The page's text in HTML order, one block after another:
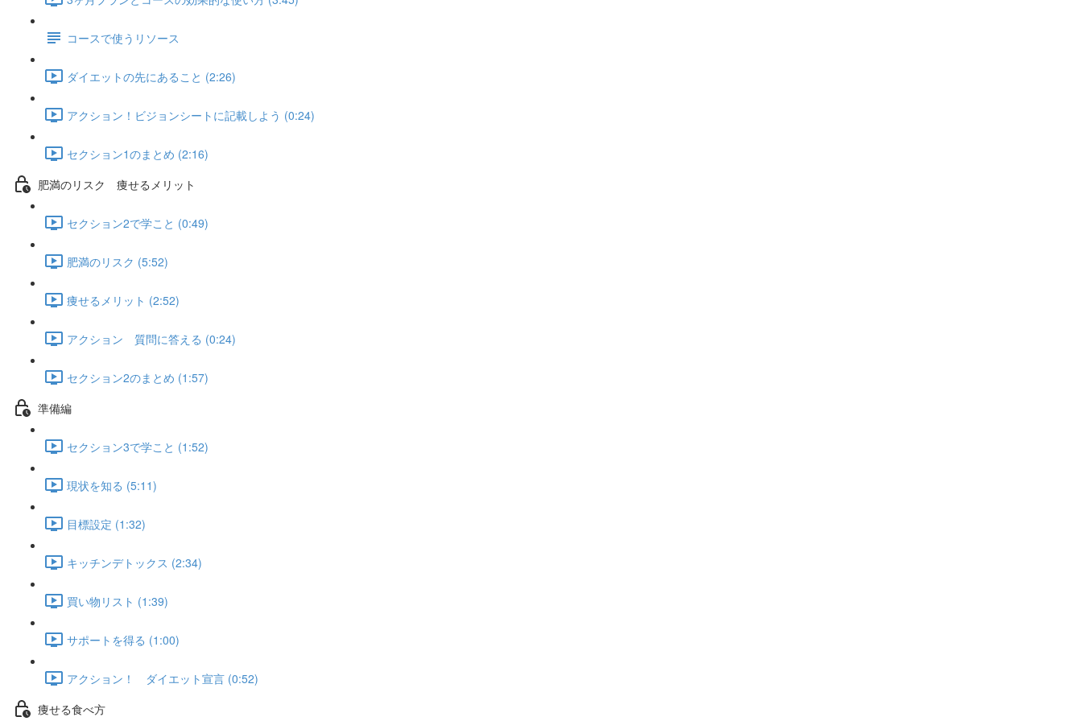
コースで使うリソース
ダイエットの先にあること (2:26)
アクション！ビジョンシートに記載しよう (0:24)
セクション1のまとめ (2:16)
肥満のリスク 痩せるメリット
セクション2で学こと (0:49)
肥満のリスク (5:52)
痩せるメリット (2:52)
アクション 質問に答える (0:24)
セクション2のまとめ (1:57)
準備編
セクション3で学こと (1:52)
現状を知る (5:11)
目標設定 (1:32)
キッチンデトックス (2:34)
買い物リスト (1:39)
サポートを得る (1:00)
アクション！ ダイエット宣言 (0:52)
痩せる食べ方